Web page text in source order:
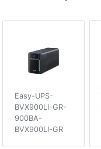
Easy-UPS-
BVX900LI-GR-
900ВA-
BVX900LI-GR